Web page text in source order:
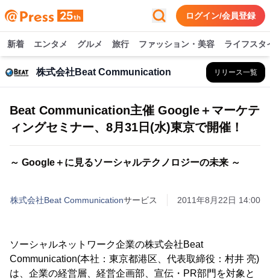
ログイン/会員登録
新着 エンタメ グルメ 旅行 ファッション・美容 ライフスタ
株式会社Beat Communication リリース一覧
Beat Communication主催 Google＋マーケテ
ィングセミナー、8月31日(水)東京で開催！
～ Google＋に見るソーシャルテクノロジーの未来 ～
株式会社Beat Communicationサービス 2011年8月22日 14:00
ソーシャルネットワーク企業の株式会社Beat
Communication(本社：東京都港区、代表取締役：村井 亮)
は、企業の経営層、経営企画部、宣伝・PR部門を対象と